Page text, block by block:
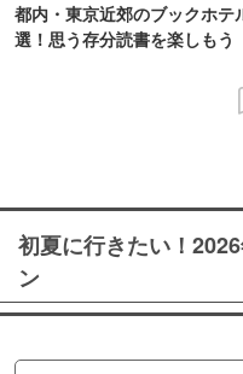
都内・東京近郊のブックホテ
選！思う存分読書を楽しもう
初夏に行きたい！
ン